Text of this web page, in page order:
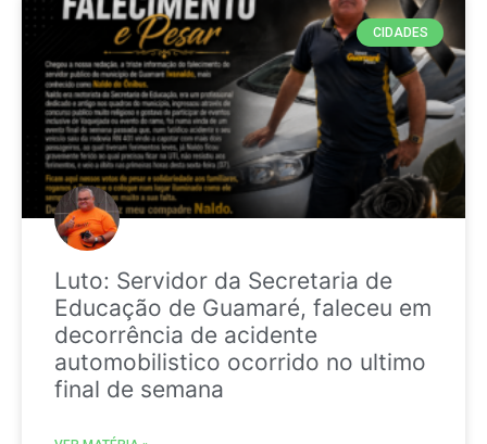
CIDADES
Luto: Servidor da Secretaria de
Educação de Guamaré, faleceu em
decorrência de acidente
automobilistico ocorrido no ultimo
final de semana